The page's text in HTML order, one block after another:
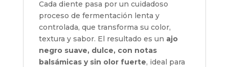
Cada diente pasa por un cuidadoso
proceso de fermentación lenta y
controlada, que transforma su color,
textura y sabor. El resultado es un ajo
negro suave, dulce, con notas
balsámicas y sin olor fuerte, ideal para